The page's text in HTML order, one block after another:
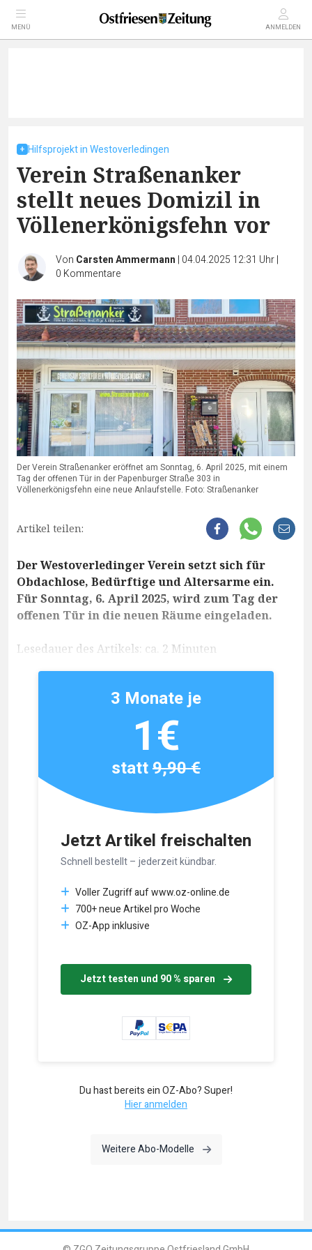
MENÜ ANMELDEN
Hilfsprojekt in Westoverledingen
Verein Straßenanker
stellt neues Domizil in
Völlenerkönigsfehn vor
Von Carsten Ammermann | 04.04.2025 12:31 Uhr|
0 Kommentare
Der Verein Straßenanker eröffnet am Sonntag, 6. April 2025, mit einem
Tag der offenen Tür in der Papenburger Straße 303 in
Völlenerkönigsfehn eine neue Anlaufstelle. Foto: Straßenanker
Artikel teilen:
Der Westoverledinger Verein setzt sich für
Obdachlose, Bedürftige und Altersarme ein.
Für Sonntag, 6. April 2025, wird zum Tag der
offenen Tür in die neuen Räume eingeladen.
Lesedauer des Artikels: ca. 2 Minuten
Jetzt Artikel freischalten
Schnell bestellt – jederzeit kündbar.
Voller Zugriff auf www.oz-online.de
700+ neue Artikel pro Woche
OZ-App inklusive
Jetzt testen und 90 % sparen
3 Monate je
1€
statt9,90 €
Du hast bereits ein OZ-Abo? Super!
Hier anmelden
Weitere Abo-Modelle